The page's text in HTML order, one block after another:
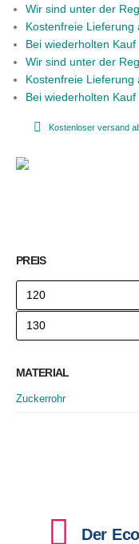
Wir sind unter der
Kostenfreie Lieferung
Bei wiederholten
Wir sind unter der
Kostenfreie Lieferung
Bei wiederholten
Kostenloser versand
PREIS
MATERIAL
Zuckerrohr
Der